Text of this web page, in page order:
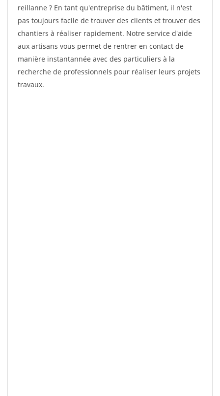
reillanne ? En tant qu'entreprise du bâtiment, il n'est
pas toujours facile de trouver des clients et trouver des
chantiers à réaliser rapidement. Notre service d'aide
aux artisans vous permet de rentrer en contact de
manière instantannée avec des particuliers à la
recherche de professionnels pour réaliser leurs projets
travaux.